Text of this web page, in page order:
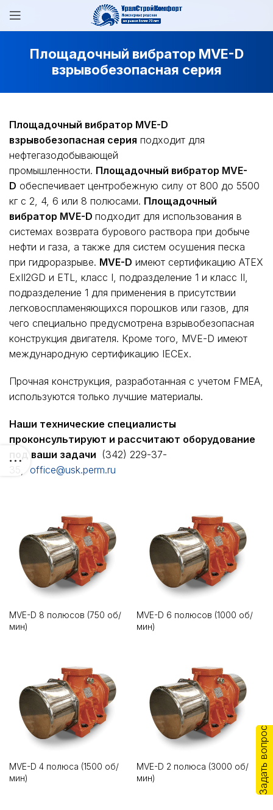
Площадочный вибратор MVE-D
взрывобезопасная серия
Площадочный вибратор MVE-D
взрывобезопасная серия подходит для
нефтегазодобывающей
промышленности. Площадочный вибратор MVE-
D обеспечивает центробежную силу от 800 до 5500
кг с 2, 4, 6 или 8 полюсами. Площадочный
вибратор MVE-D подходит для использования в
системах возврата бурового раствора при добыче
нефти и газа, а также для систем осушения песка
при гидроразрыве. MVE-D имеют сертификацию ATEX
ExII2GD и ETL, класс I, подразделение 1 и класс II,
подразделение 1 для применения в присутствии
легковоспламеняющихся порошков или газов, для
чего специально предусмотрена взрывобезопасная
конструкция двигателя. Кроме того, MVE-D имеют
международную сертификацию IECEx.
Прочная конструкция, разработанная с учетом FMEA,
используются только лучшие материалы.
Наши технические специалисты
проконсультируют и рассчитают оборудование
под ваши задачи (342) 229-37-
35, office@usk.perm.ru
MVE-D 8 полюсов (750 об/
мин)
MVE-D 6 полюсов (1000 об/
мин)
MVE-D 4 полюса (1500 об/
мин)
MVE-D 2 полюса (3000 об/
мин)
Задать вопрос